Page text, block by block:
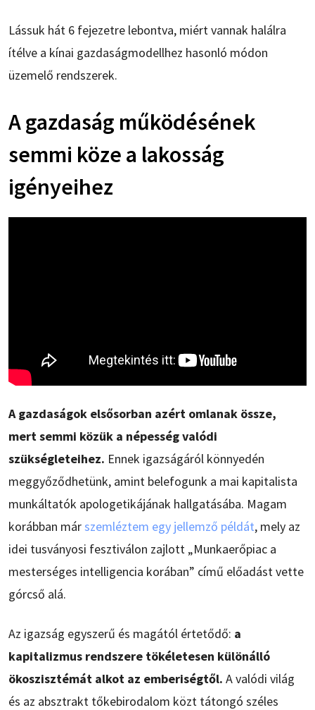
Lássuk hát 6 fejezetre lebontva, miért vannak halálra
ítélve a kínai gazdaságmodellhez hasonló módon
üzemelő rendszerek.
A gazdaság működésének
semmi köze a lakosság
igényeihez
A gazdaságok elsősorban azért omlanak össze,
mert semmi közük a népesség valódi
szükségleteihez. Ennek igazságáról könnyedén
meggyőződhetünk, amint belefogunk a mai kapitalista
munkáltatók apologetikájának hallgatásába. Magam
korábban márszemléztem egy jellemző példát, mely az
idei tusványosi fesztiválon zajlott „Munkaerőpiac a
mesterséges intelligencia korában” című előadást vette
górcső alá.
Az igazság egyszerű és magától értetődő: a
kapitalizmus rendszere tökéletesen különálló
ökoszisztémát alkot az emberiségtől. A valódi világ
és az absztrakt tőkebirodalom közt tátongó széles